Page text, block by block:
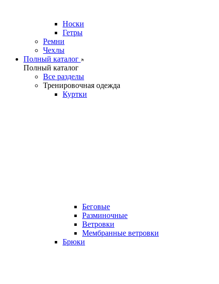
Носки
Гетры
Ремни
Чехлы
Полный каталог
Полный каталог
Все разделы
Тренировочная одежда
Куртки
Беговые
Разминочные
Ветровки
Мембранные ветровки
Брюки